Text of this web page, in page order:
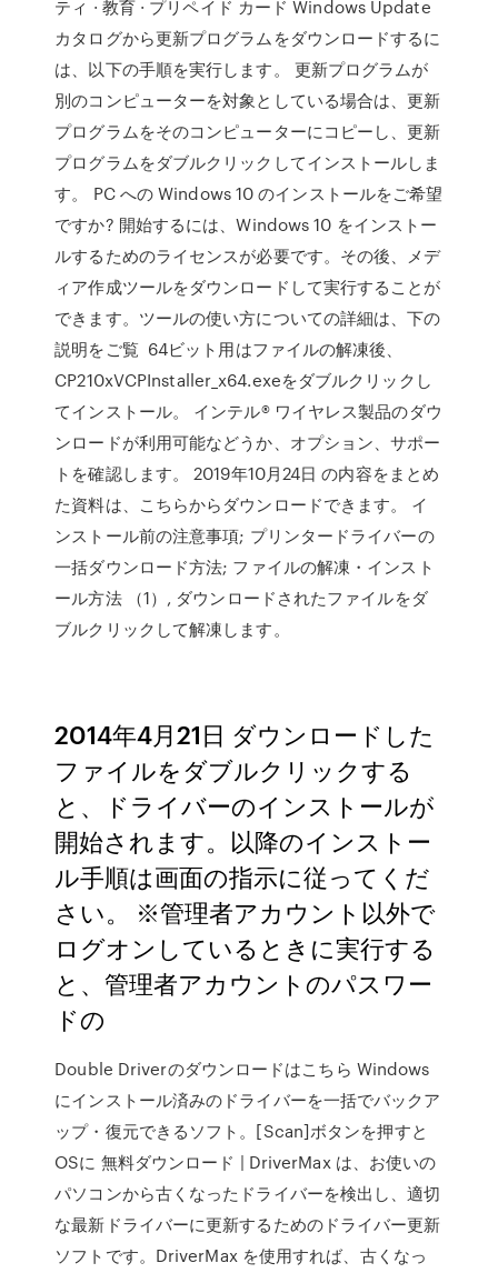
ティ · 教育 · プリペイド カード Windows Update
カタログから更新プログラムをダウンロードするに
は、以下の手順を実行します。 更新プログラムが
別のコンピューターを対象としている場合は、更新
プログラムをそのコンピューターにコピーし、更新
プログラムをダブルクリックしてインストールしま
す。 PC への Windows 10 のインストールをご希望
ですか? 開始するには、Windows 10 をインストー
ルするためのライセンスが必要です。その後、メデ
ィア作成ツールをダウンロードして実行することが
できます。ツールの使い方についての詳細は、下の
説明をご覧 64ビット用はファイルの解凍後、
CP210xVCPInstaller_x64.exeをダブルクリックし
てインストール。 インテル® ワイヤレス製品のダウ
ンロードが利用可能などうか、オプション、サポー
トを確認します。 2019年10月24日 の内容をまとめ
た資料は、こちらからダウンロードできます。 イ
ンストール前の注意事項; プリンタードライバーの
一括ダウンロード方法; ファイルの解凍・インスト
ール方法 （1）, ダウンロードされたファイルをダ
ブルクリックして解凍します。
2014年4月21日 ダウンロードした
ファイルをダブルクリックする
と、ドライバーのインストールが
開始されます。以降のインストー
ル手順は画面の指示に従ってくだ
さい。 ※管理者アカウント以外で
ログオンしているときに実行する
と、管理者アカウントのパスワー
ドの
Double Driverのダウンロードはこちら Windows
にインストール済みのドライバーを一括でバックア
ップ・復元できるソフト。[Scan]ボタンを押すと
OSに 無料ダウンロード | DriverMax は、お使いの
パソコンから古くなったドライバーを検出し、適切
な最新ドライバーに更新するためのドライバー更新
ソフトです。DriverMax を使用すれば、古くなっ